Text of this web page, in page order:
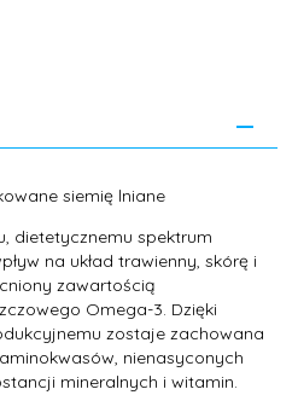
siemię lniane
dietetycznemu spektrum
na układ trawienny, skórę i
zawartością
Omega-3. Dzięki
zostaje zachowana
nienasyconych
mineralnych i witamin.